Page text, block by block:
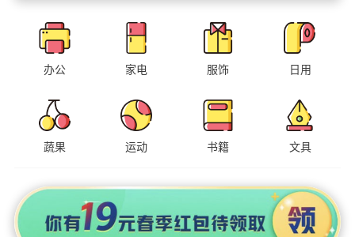
办公 家电 服饰 日用
蔬果 运动 书籍 文具